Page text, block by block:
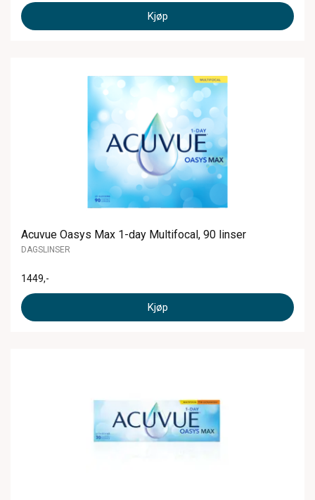
Kjøp
Acuvue Oasys Max 1-day Multifocal, 90 linser
DAGSLINSER
1449,-
Kjøp